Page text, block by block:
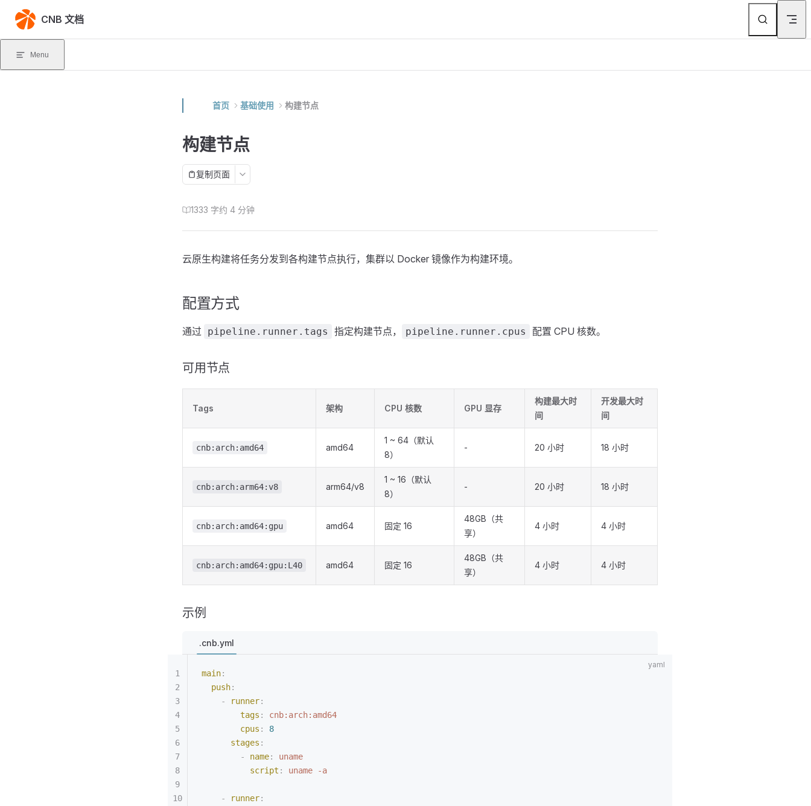
Skip to content
CNB 文档
Menu
首页 基础使用 构建节点
构建节点
复制页面
1333 字约 4 分钟
云原生构建将任务分发到各构建节点执行，集群以 Docker 镜像作为构建环境。
配置方式
通过 pipeline.runner.tags 指定构建节点， pipeline.runner.cpus 配置 CPU 核数。
可用节点
Tags 架构 CPU 核数 GPU 显存
构建最大时
间
开发最大时
间
cnb:arch:amd64 amd64
1 ~ 64（默认
8）
- 20 小时 18 小时
cnb:arch:arm64:v8 arm64/v8
1 ~ 16（默认
8）
- 20 小时 18 小时
cnb:arch:amd64:gpu amd64 固定 16
48GB（共
享）
4 小时 4 小时
cnb:arch:amd64:gpu:L40 amd64 固定 16
48GB（共
享）
4 小时 4 小时
示例
.cnb.yml
main:
  push
:
    -
runner:
        tags
:
cnb:arch:amd64
        cpus
:
8
      stages
:
        -
name:
uname
          script
: uname -a
    -
runner: